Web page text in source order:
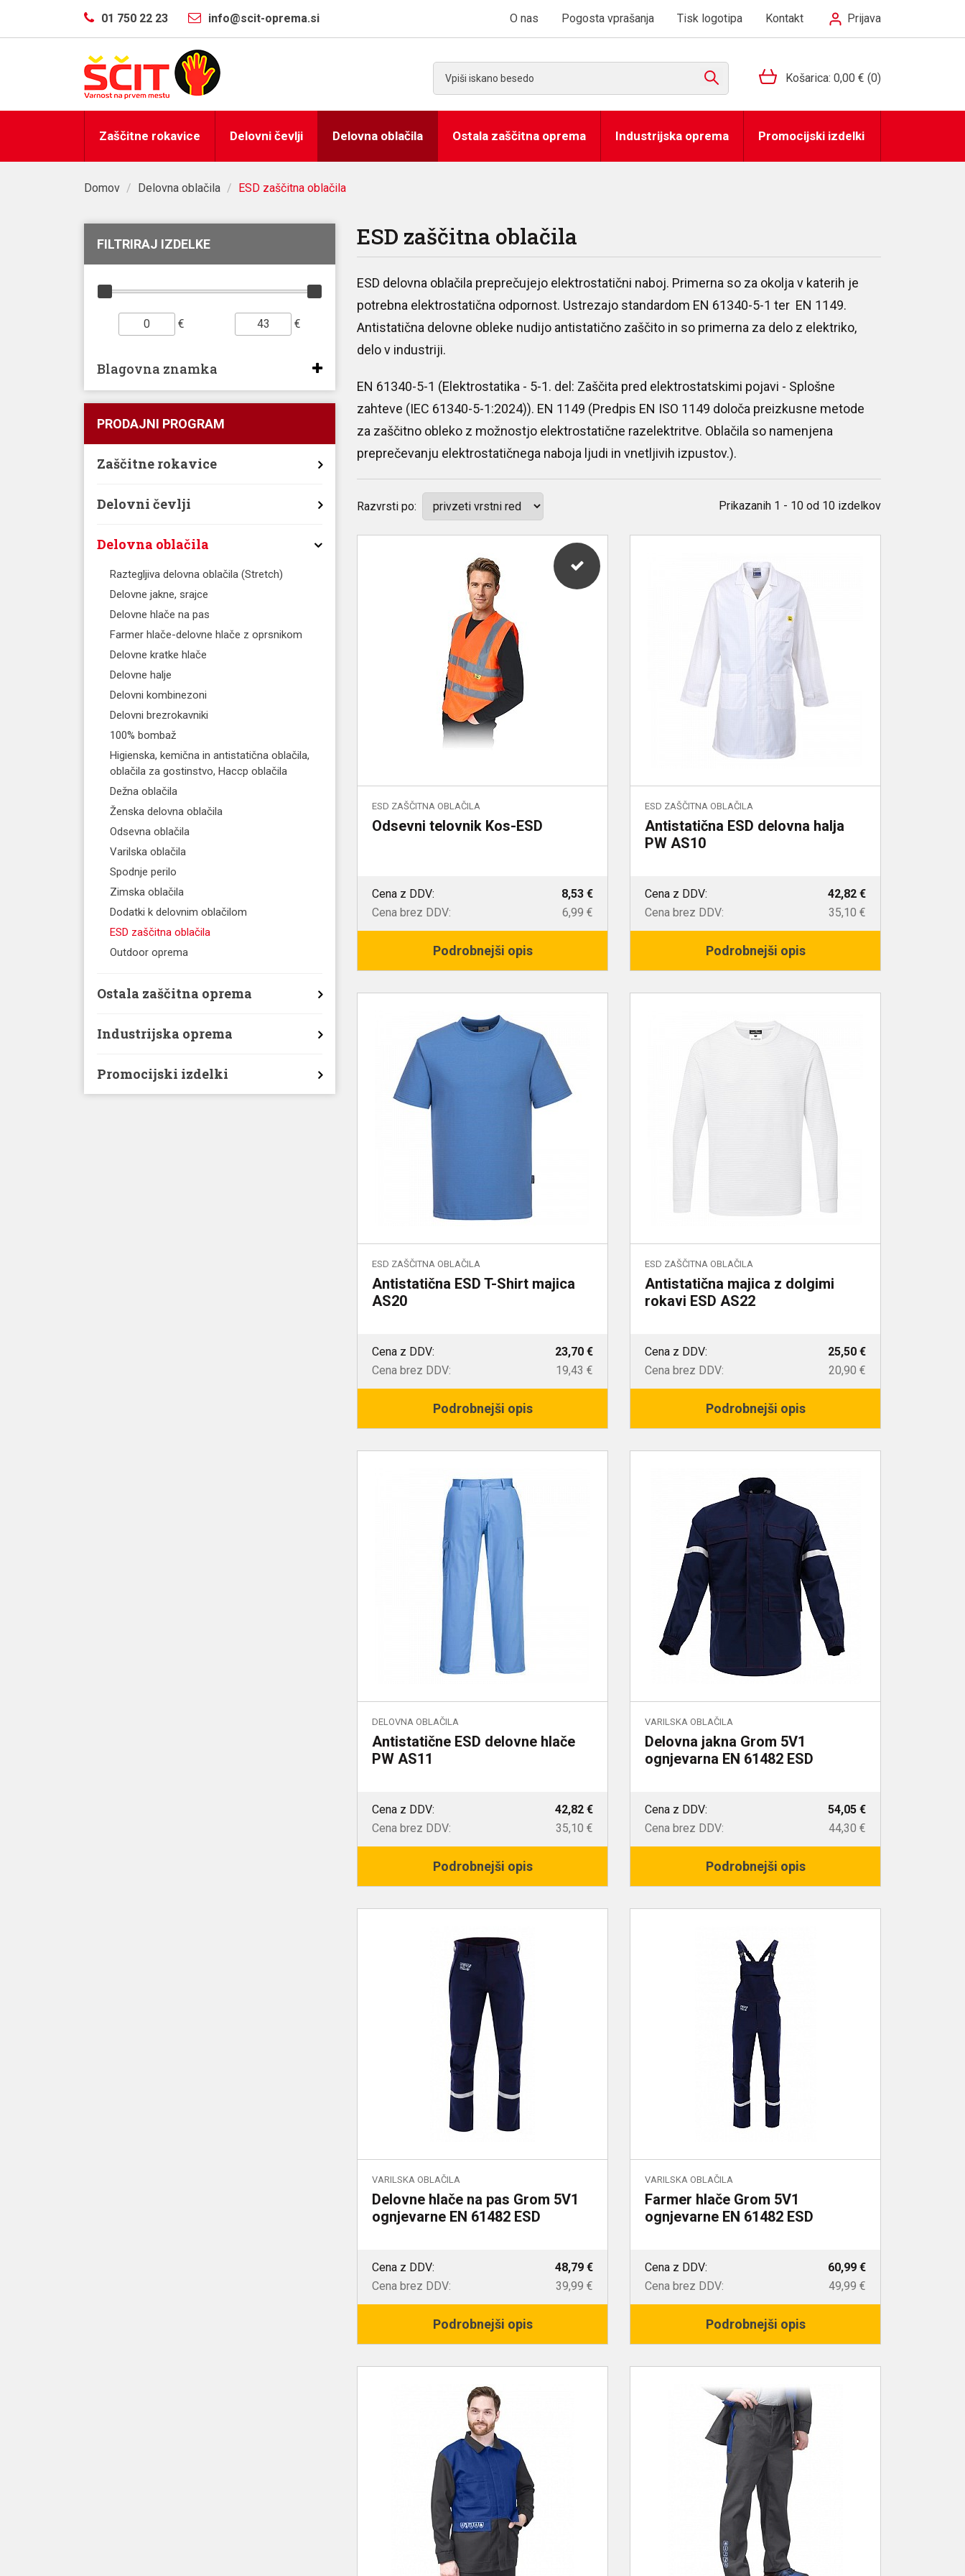
01 750 22 23 info@scit-oprema.si O nas Pogosta vprašanja Tisk logotipa Kontakt Prijava
Košarica: 0,00 € (0)
Zaščitne rokavice Delovni čevlji Delovna oblačila Ostala zaščitna oprema Industrijska oprema Promocijski izdelki
Domov / Delovna oblačila / ESD zaščitna oblačila
FILTRIRAJ IZDELKE
€ €
Blagovna znamka
PRODAJNI PROGRAM
Zaščitne rokavice
Delovni čevlji
Delovna oblačila
Raztegljiva delovna oblačila (Stretch)
Delovne jakne, srajce
Delovne hlače na pas
Farmer hlače-delovne hlače z oprsnikom
Delovne kratke hlače
Delovne halje
Delovni kombinezoni
Delovni brezrokavniki
100% bombaž
Higienska, kemična in antistatična oblačila,
oblačila za gostinstvo, Haccp oblačila
Dežna oblačila
Ženska delovna oblačila
Odsevna oblačila
Varilska oblačila
Spodnje perilo
Zimska oblačila
Dodatki k delovnim oblačilom
ESD zaščitna oblačila
Outdoor oprema
Ostala zaščitna oprema
Industrijska oprema
Promocijski izdelki
ESD zaščitna oblačila
ESD delovna oblačila preprečujejo elektrostatični naboj. Primerna so za okolja v katerih je
potrebna elektrostatična odpornost. Ustrezajo standardom EN 61340-5-1 ter EN 1149.
Antistatična delovne obleke nudijo antistatično zaščito in so primerna za delo z elektriko,
delo v industriji.
EN 61340-5-1 (Elektrostatika - 5-1. del: Zaščita pred elektrostatskimi pojavi - Splošne
zahteve (IEC 61340-5-1:2024)). EN 1149 (Predpis EN ISO 1149 določa preizkusne metode
za zaščitno obleko z možnostjo elektrostatične razelektritve. Oblačila so namenjena
preprečevanju elektrostatičnega naboja ljudi in vnetljivih izpustov.).
Razvrsti po: Prikazanih 1 - 10 od 10 izdelkov
ESD ZAŠČITNA OBLAČILA
Odsevni telovnik Kos-ESD
Cena z DDV:
8,53 €
Cena brez DDV:
6,99 €
Podrobnejši opis
ESD ZAŠČITNA OBLAČILA
Antistatična ESD delovna halja
PW AS10
Cena z DDV:
42,82 €
Cena brez DDV:
35,10 €
Podrobnejši opis
ESD ZAŠČITNA OBLAČILA
Antistatična ESD T-Shirt majica
AS20
Cena z DDV:
23,70 €
Cena brez DDV:
19,43 €
Podrobnejši opis
ESD ZAŠČITNA OBLAČILA
Antistatična majica z dolgimi
rokavi ESD AS22
Cena z DDV:
25,50 €
Cena brez DDV:
20,90 €
Podrobnejši opis
DELOVNA OBLAČILA
Antistatične ESD delovne hlače
PW AS11
Cena z DDV:
42,82 €
Cena brez DDV:
35,10 €
Podrobnejši opis
VARILSKA OBLAČILA
Delovna jakna Grom 5V1
ognjevarna EN 61482 ESD
Cena z DDV:
54,05 €
Cena brez DDV:
44,30 €
Podrobnejši opis
VARILSKA OBLAČILA
Delovne hlače na pas Grom 5V1
ognjevarne EN 61482 ESD
Cena z DDV:
48,79 €
Cena brez DDV:
39,99 €
Podrobnejši opis
VARILSKA OBLAČILA
Farmer hlače Grom 5V1
ognjevarne EN 61482 ESD
Cena z DDV:
60,99 €
Cena brez DDV:
49,99 €
Podrobnejši opis